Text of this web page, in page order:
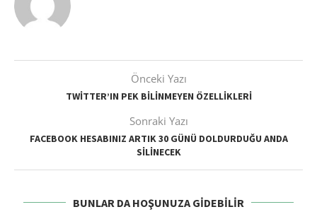
Önceki Yazı
TWITTER’IN PEK BILINMEYEN ÖZELLIKLERI
Sonraki Yazı
FACEBOOK HESABINIZ ARTIK 30 GÜNÜ DOLDURDUĞU ANDA
SILINECEK
BUNLAR DA HOŞUNUZA GIDEBILIR